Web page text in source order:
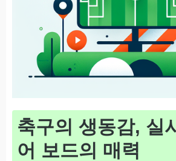
축구의 생동감, 실
어 보드의 매력